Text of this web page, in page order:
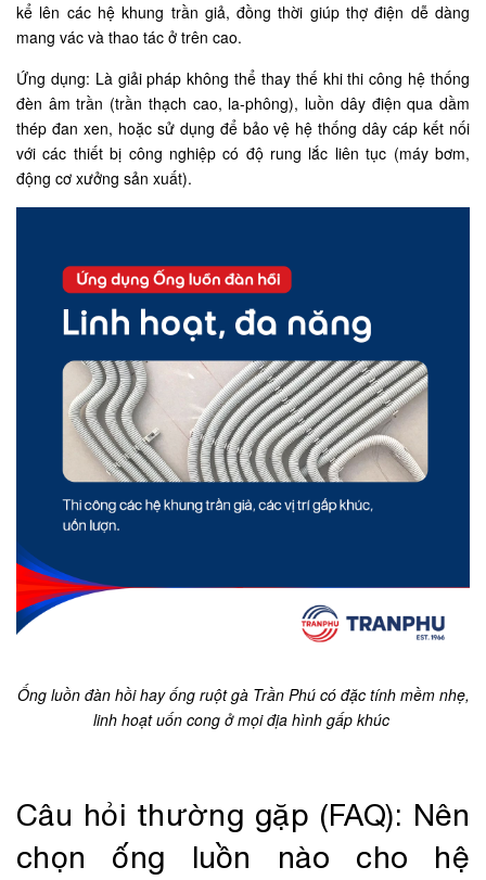
kể lên các hệ khung trần giả, đồng thời giúp thợ điện dễ dàng
mang vác và thao tác ở trên cao.
Ứng dụng: Là giải pháp không thể thay thế khi thi công hệ thống
đèn âm trần (trần thạch cao, la-phông), luồn dây điện qua dầm
thép đan xen, hoặc sử dụng để bảo vệ hệ thống dây cáp kết nối
với các thiết bị công nghiệp có độ rung lắc liên tục (máy bơm,
động cơ xưởng sản xuất).
Ống luồn đàn hồi hay ống ruột gà Trần Phú có đặc tính mềm nhẹ,
linh hoạt uốn cong ở mọi địa hình gấp khúc
Câu hỏi thường gặp (FAQ): Nên
chọn ống luồn nào cho hệ